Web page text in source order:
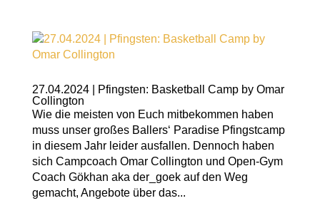
27.04.2024 | Pfingsten: Basketball Camp by Omar
Collington
Wie die meisten von Euch mitbekommen haben
muss unser großes Ballers‘ Paradise Pfingstcamp
in diesem Jahr leider ausfallen. Dennoch haben
sich Campcoach Omar Collington und Open-Gym
Coach Gökhan aka der_goek auf den Weg
gemacht, Angebote über das...